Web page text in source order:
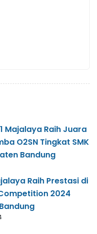
Majalaya Raih Juara
O2SN Tingkat SMK
Bandung
Raih Prestasi di
2024